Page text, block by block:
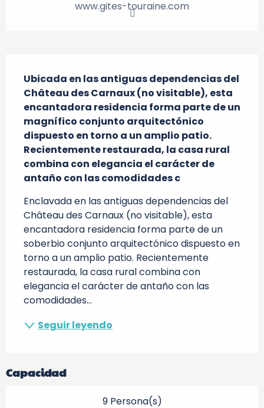
www.gites-touraine.com
Ubicada en las antiguas dependencias del
Château des Carnaux (no visitable), esta
encantadora residencia forma parte de un
magnífico conjunto arquitectónico
dispuesto en torno a un amplio patio.
Recientemente restaurada, la casa rural
combina con elegancia el carácter de
antaño con las comodidades c
Enclavada en las antiguas dependencias del
Château des Carnaux (no visitable), esta
encantadora residencia forma parte de un
soberbio conjunto arquitectónico dispuesto en
torno a un amplio patio. Recientemente
restaurada, la casa rural combina con
elegancia el carácter de antaño con las
comodidades...
Seguir leyendo
Capacidad
9 Persona(s)